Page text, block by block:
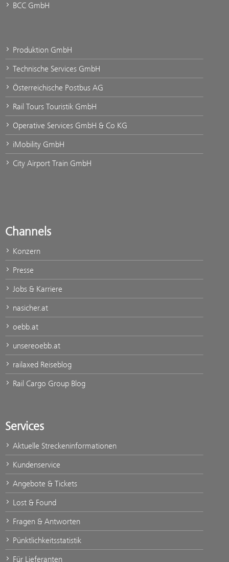
BCC GmbH
Produktion GmbH
Technische Services GmbH
Österreichische Postbus AG
Rail Tours Touristik GmbH
Operative Services GmbH & Co KG
iMobility GmbH
City Airport Train GmbH
Channels
Konzern
Presse
Jobs & Karriere
nasicher.at
oebb.at
unsereoebb.at
railaxed Reiseblog
Rail Cargo Group Blog
Services
Aktuelle Streckeninformationen
Kundenservice
Angebote & Tickets
Lost & Found
Fragen & Antworten
Pünktlichkeitsstatistik
Für Lieferanten